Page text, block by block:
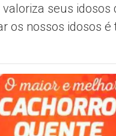
seus idosos
os nossos idosos